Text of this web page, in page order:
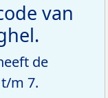
van
de
m 7.